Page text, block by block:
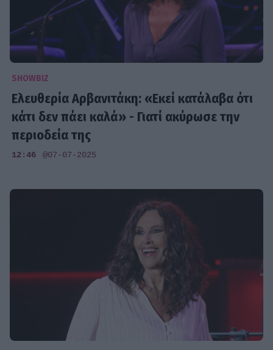
SHOWBIZ
Ελευθερία Αρβανιτάκη: «Εκεί κατάλαβα ότι
κάτι δεν πάει καλά» - Γιατί ακύρωσε την
περιοδεία της
12:46 @07-07-2025